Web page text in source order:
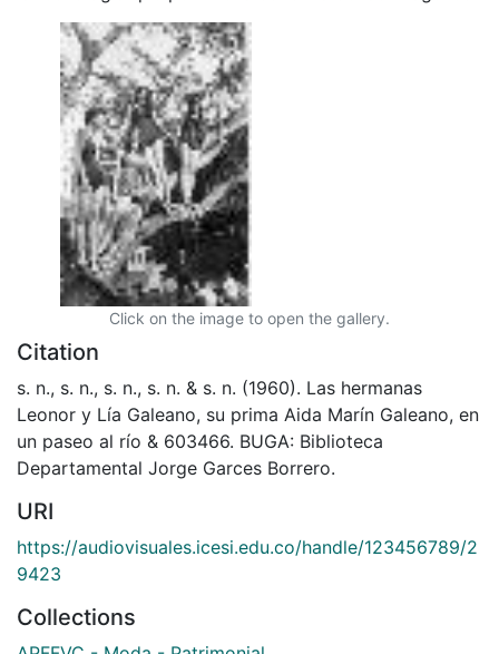
Click on the image to open the gallery.
Citation
s. n., s. n., s. n., s. n. & s. n. (1960). Las hermanas
Leonor y Lía Galeano, su prima Aida Marín Galeano, en
un paseo al río & 603466. BUGA: Biblioteca
Departamental Jorge Garces Borrero.
URI
https://audiovisuales.icesi.edu.co/handle/123456789/2
9423
Collections